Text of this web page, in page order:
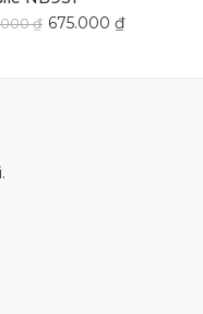
₫ 675.000 ₫